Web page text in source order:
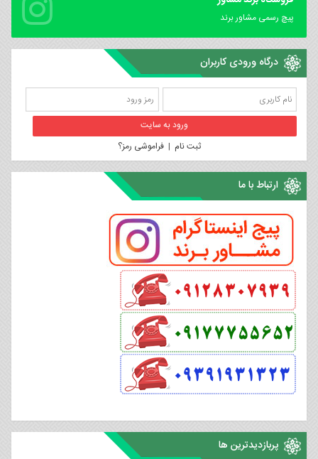
پیچ رسمی مشاور برند
درگاه ورودی کاربران
ثبت نام |فراموشی رمز؟
ارتباط با ما
پربازدیدترین ها